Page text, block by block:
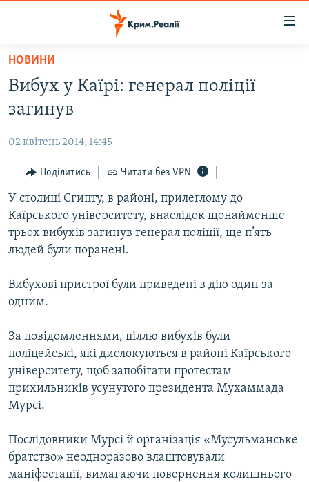
Перейти
основного
матеріалу
до
навігації
Перейти
до
пошуку
НОВИНИ
ВОДА.КРИМ
ВІДЕО ТА ФОТО
ПОЛІТИКА
БЛОГИ
ПОГЛЯД
ІНТЕРВ'Ю
ВСЕ ЗА ДЕНЬ
ДЕПОРТАЦІЯ
СВІДЧЕННЯ ОКУПАЦІЇ
УКРАЇНСЬКА ПРОБЛЕМА КРИМУ
ЯК ОБІЙТИ БЛОКУВАННЯ
Русский
Qırımtatar
ДОЛУЧАЙСЯ!
Усі сайти RFE/RL
НОВИНИ
Вибух у Каїрі: генерал поліції
загинув
02 квітень 2014, 14:45
Поділитись Читати без VPN
У столиці Єгипту, в районі, прилеглому до
Каїрського університету, внаслідок щонайменше
трьох вибухів загинув генерал поліції, ще п’ять
людей були поранені.
Вибухові пристрої були приведені в дію один за
одним.
За повідомленнями, ціллю вибухів були
поліцейські, які дислокуються в районі Каїрського
університету, щоб запобігати протестам
прихильників усунутого президента Мухаммада
Мурсі.
Послідовники Мурсі й організація «Мусульманське
братство» неодноразово влаштовували
маніфестації, вимагаючи повернення колишнього